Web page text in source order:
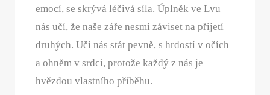
emocí, se skrývá léčivá síla. Úplněk ve Lvu
nás učí, že naše záře nesmí záviset na přijetí
druhých. Učí nás stát pevně, s hrdostí v očích
a ohněm v srdci, protože každý z nás je
hvězdou vlastního příběhu.